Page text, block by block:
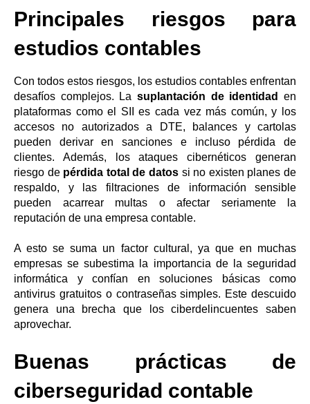
Principales riesgos para
estudios contables
Con todos estos riesgos, los estudios contables enfrentan
desafíos complejos. La suplantación de identidad
en
plataformas como el SII es cada vez más común, y los
accesos no autorizados a DTE, balances y cartolas
pueden derivar en sanciones e incluso pérdida de
clientes. Además, los ataques cibernéticos generan
riesgo de pérdida total de datos si no existen planes de
respaldo, y las filtraciones de información sensible
pueden acarrear multas o afectar seriamente la
reputación de una empresa contable.
A esto se suma un factor cultural, ya que en muchas
empresas se subestima la importancia de la seguridad
informática y confían en soluciones básicas como
antivirus gratuitos o contraseñas simples. Este descuido
genera una brecha que los ciberdelincuentes saben
aprovechar.
Buenas prácticas de
ciberseguridad contable